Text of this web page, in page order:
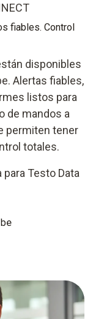
fiables. Control
disponibles
Alertas fiables,
listos para
de mandos a
permiten tener
totales.
Testo Data